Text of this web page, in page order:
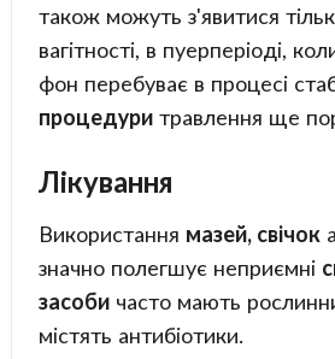
також можуть з'явитися
вагітності, в пуерперіоді,
фон перебуває в процесі
процедуритравлення ще
Лікування
Використання мазей, свічок
значно полегшує неприємні
засобичасто мають
містять антибіотики.